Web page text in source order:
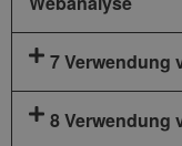
7 Verwendung
8 Verwendung